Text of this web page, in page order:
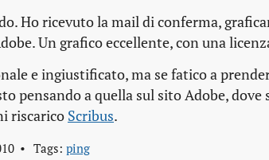
Ho ricevuto la mail di conferma,
. Un grafico eccellente, con una
e ingiustificato, ma se fatico a
pensando a quella sul sito Adobe,
riscarico Scribus.
Tags: ping